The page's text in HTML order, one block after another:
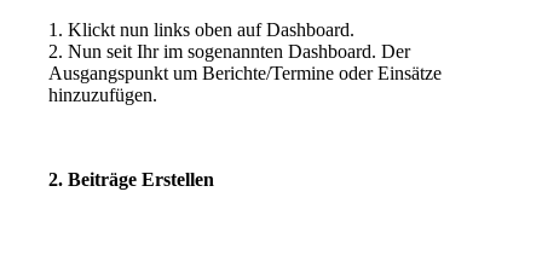
1. Klickt nun links oben auf Dashboard.
2. Nun seit Ihr im sogenannten Dashboard. Der
Ausgangspunkt um Berichte/Termine oder Einsätze
hinzuzufügen.
2. Beiträge Erstellen